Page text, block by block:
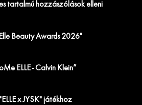
tartalmú hozzászólások elleni
Beauty Awards 2026"
ELLE - Calvin Klein”
x JYSK" játékhoz